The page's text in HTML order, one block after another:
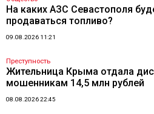
На каких АЗС Севастополя
продаваться топливо?
09.08.2026 11:21
Преступность
Жительница Крыма отдала
мошенникам 14,5 млн рублей
08.08.2026 22:45